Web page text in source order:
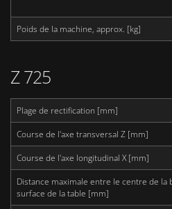
Poids de la machine, approx. [kg]
Z 725
Plage de rectification [mm]
Course de l'axe transversal Z [mm]
Course de l'axe longitudinal X [mm]
Distance maximale entre le centre de la
surface de la table [mm]